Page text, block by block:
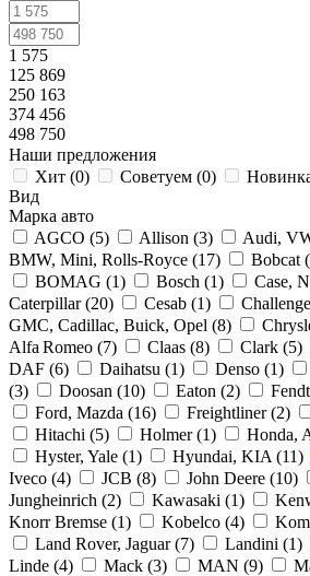
1 575
125 869
250 163
374 456
498 750
Наши предложения
Хит (0) Советуем (0)
Вид
Марка авто
AGCO (5) Allison (3) Audi,
BMW, Mini, Rolls-Royce (17) Bobcat (
BOMAG (1) Bosch (1) Case,
Caterpillar (20) Cesab (1)
GMC, Cadillac, Buick, Opel (8)
Alfa Romeo (7) Claas (8) Clark (5)
DAF (6) Daihatsu (1) Denso (1)
(3) Doosan (10) Eaton (2)
Ford, Mazda (16) Freightliner (2)
Hitachi (5) Holmer (1) Honda,
Hyster, Yale (1) Hyundai, KIA (11)
Iveco (4) JCB (8) John Deere (10)
Jungheinrich (2) Kawasaki (1)
Knorr Bremse (1) Kobelco (4)
Land Rover, Jaguar (7) Landini (1)
Linde (4) Mack (3) MAN (9)